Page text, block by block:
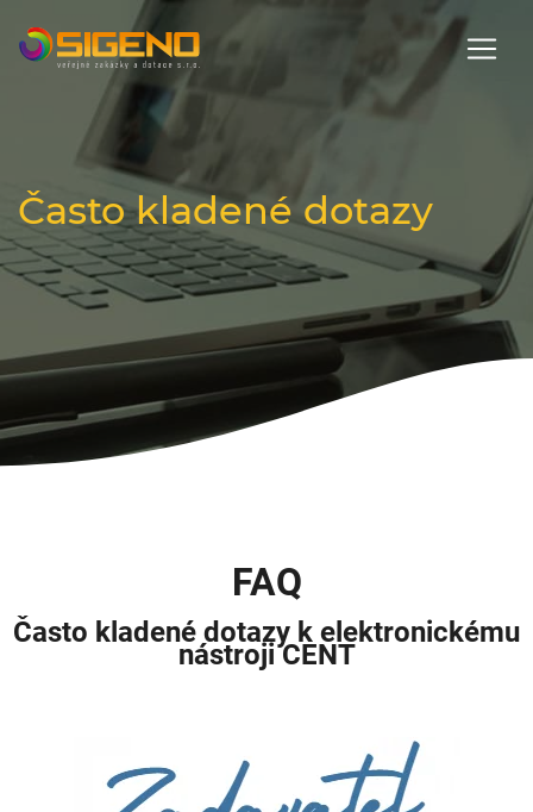
SLUŽBY
REFERENCE
KONTAKT
Často kladené dotazy
FAQ
Často kladené dotazy k elektronickému
nástroji CENT